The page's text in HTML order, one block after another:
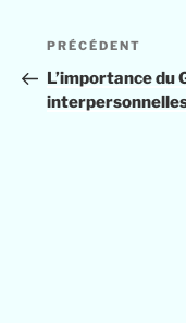
PRÉCÉDENT
L’importance du